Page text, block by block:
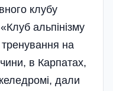
клубу
альпінізму
тренування на
в Карпатах,
дали